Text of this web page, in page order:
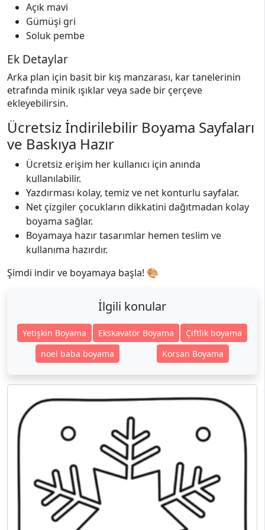
Açık mavi
Gümüşi gri
Soluk pembe
Ek Detaylar
Arka plan için basit bir kış manzarası, kar tanelerinin
etrafında minik ışıklar veya sade bir çerçeve
ekleyebilirsin.
Ücretsiz İndirilebilir Boyama Sayfaları
ve Baskıya Hazır
Ücretsiz erişim her kullanıcı için anında
kullanılabilir.
Yazdırması kolay, temiz ve net konturlu sayfalar.
Net çizgiler çocukların dikkatini dağıtmadan kolay
boyama sağlar.
Boyamaya hazır tasarımlar hemen teslim ve
kullanıma hazırdır.
Şimdi indir ve boyamaya başla! 🎨
İlgili konular
Yetişkin Boyama Ekskavatör Boyama
Çiftlik boyama
noel baba boyama
Korsan Boyama